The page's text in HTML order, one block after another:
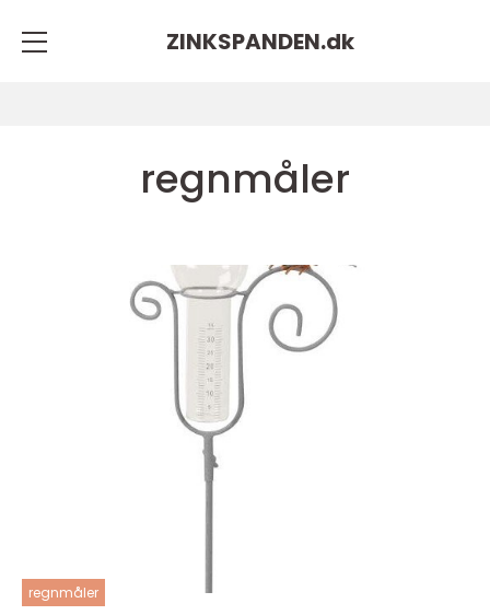
ZINKSPANDEN.dk
regnmåler
regnmåler